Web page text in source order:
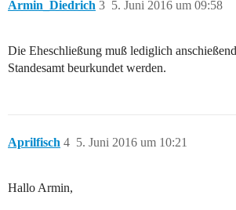
Armin_Diedrich 5. Juni 2016 um 09:58
3
Die Eheschließung muß lediglich
Standesamt beurkundet werden.
Aprilfisch 5. Juni 2016 um 10:21
4
Hallo Armin,